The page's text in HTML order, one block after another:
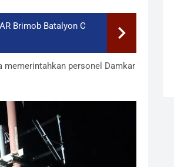
Brimob Batalyon C
memerintahkan personel Damkar